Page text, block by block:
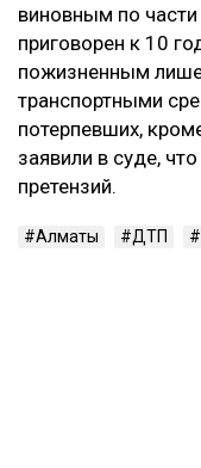
виновным по
приговорен к 10
пожизненным
транспортными
потерпевших,
заявили в суде,
претензий.
Алматы ДТП